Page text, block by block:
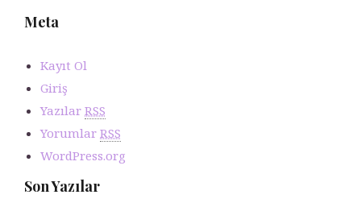
Meta
Kayıt Ol
Giriş
Yazılar RSS
Yorumlar RSS
WordPress.org
Son Yazılar